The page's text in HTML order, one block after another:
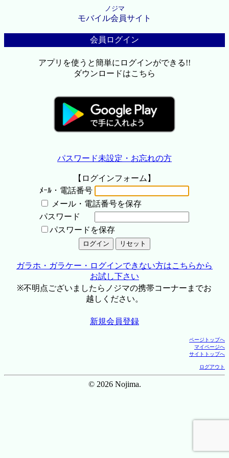
ノジマ
モバイル会員サイト
会員ログイン
アプリを使うと簡単にログインができる!!
ダウンロードはこちら
パスワード未設定・お忘れの方
【ログインフォーム】
ﾒｰﾙ・電話番号
メール・電話番号を保存
パスワード
パスワードを保存
ガラホ・ガラケー・ログインできない方はこちらから
お試し下さい
※不明点ございましたらノジマの携帯コーナーまでお
越しください。
新規会員登録
ページトップへ
マイページへ
サイトトップへ
ログアウト
© 2026 Nojima.